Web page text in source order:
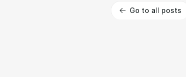
Go to all posts